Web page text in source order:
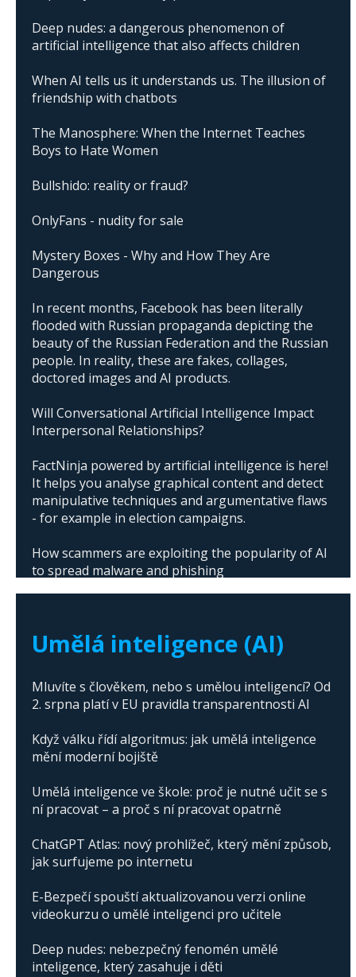
Deep nudes: a dangerous phenomenon of
artificial intelligence that also affects children
When AI tells us it understands us. The illusion of
friendship with chatbots
The Manosphere: When the Internet Teaches
Boys to Hate Women
Bullshido: reality or fraud?
OnlyFans - nudity for sale
Mystery Boxes - Why and How They Are
Dangerous
In recent months, Facebook has been literally
flooded with Russian propaganda depicting the
beauty of the Russian Federation and the Russian
people. In reality, these are fakes, collages,
doctored images and AI products.
Will Conversational Artificial Intelligence Impact
Interpersonal Relationships?
FactNinja powered by artificial intelligence is here!
It helps you analyse graphical content and detect
manipulative techniques and argumentative flaws
- for example in election campaigns.
How scammers are exploiting the popularity of AI
to spread malware and phishing
Umělá inteligence (AI)
Mluvíte s člověkem, nebo s umělou inteligencí? Od
2. srpna platí v EU pravidla transparentnosti AI
Když válku řídí algoritmus: jak umělá inteligence
mění moderní bojiště
Umělá inteligence ve škole: proč je nutné učit se s
ní pracovat – a proč s ní pracovat opatrně
ChatGPT Atlas: nový prohlížeč, který mění způsob,
jak surfujeme po internetu
E-Bezpečí spouští aktualizovanou verzi online
videokurzu o umělé inteligenci pro učitele
Deep nudes: nebezpečný fenomén umělé
inteligence, který zasahuje i děti